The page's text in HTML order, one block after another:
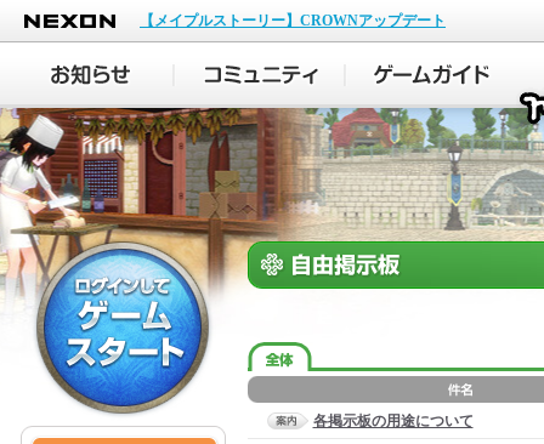
NEXON
【メイプルストーリー】CROWNアップデート
各掲示板の用途について